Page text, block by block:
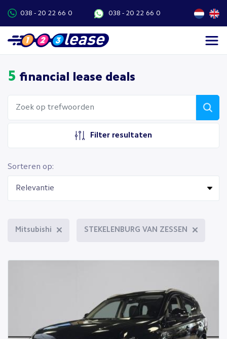
038 - 20 22 66 0 038 - 20 22 66 0
5 financial lease deals
Filter resultaten
Sorteren op:
Mitsubishi STEKELENBURG VAN ZESSEN